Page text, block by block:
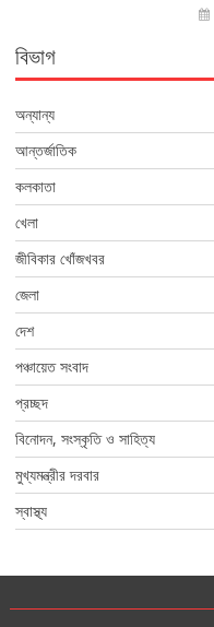
বিভাগ
অন্যান্য
আন্তর্জাতিক
কলকাতা
খেলা
জীবিকার খোঁজখবর
জেলা
দেশ
পঞ্চায়েত সংবাদ
প্রচ্ছদ
বিনোদন, সংস্কৃতি ও সাহিত্য
মুখ্যমন্ত্রীর দরবার
স্বাস্থ্য